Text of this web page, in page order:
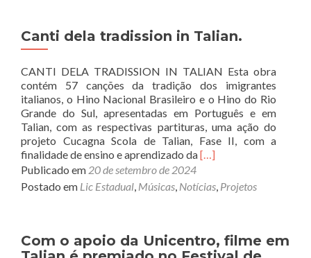
Canti dela tradission in Talian.
CANTI DELA TRADISSION IN TALIAN Esta obra
contém 57 canções da tradição dos imigrantes
italianos, o Hino Nacional Brasileiro e o Hino do Rio
Grande do Sul, apresentadas em Português e em
Talian, com as respectivas partituras, uma ação do
projeto Cucagna Scola de Talian, Fase II, com a
finalidade de ensino e aprendizado daRead
about
Canti
in
Talian.
[…]
Publicado em 20 de setembro de 2024
Postado em Lic Estadual, Músicas, Notícias, Projetos
Com o apoio da Unicentro, filme em